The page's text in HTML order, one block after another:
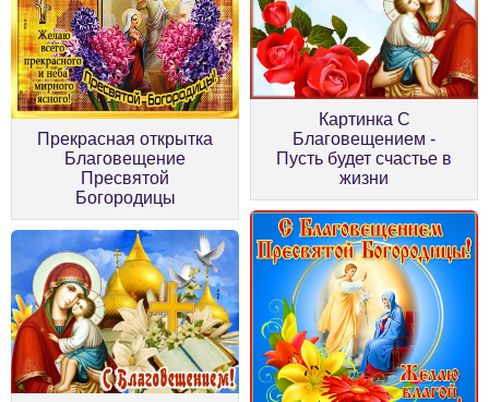
Прекрасная открытка
Благовещение
Пресвятой
Богородицы
Картинка С
Благовещением -
Пусть будет счастье в
жизни